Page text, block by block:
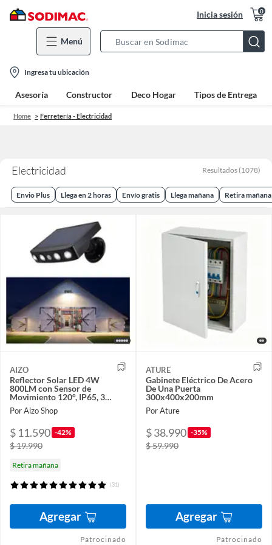
Inicia sesión 0
Menú
Bar
location-
icon
Ingresa tu ubicación
Asesoría Constructor Deco Hogar Tipos de Entrega
Home Ferretería - Electricidad
Electricidad Resultados (1078)
Envio Plus Llega en 2 horas Envío gratis Llega mañana Retira mañana
AIZO
Reflector Solar LED 4W
800LM con Sensor de
Movimiento 120°, IP65, 3
Modos de Luz, para Exterior
Por Aizo Shop
$ 11.590 -42%
$ 19.990
Retira mañana
(31)
Agregar
Patrocinado
ATURE
Gabinete Eléctrico De Acero
De Una Puerta
300x400x200mm
Por Ature
$ 38.990 -35%
$ 59.990
Agregar
Patrocinado